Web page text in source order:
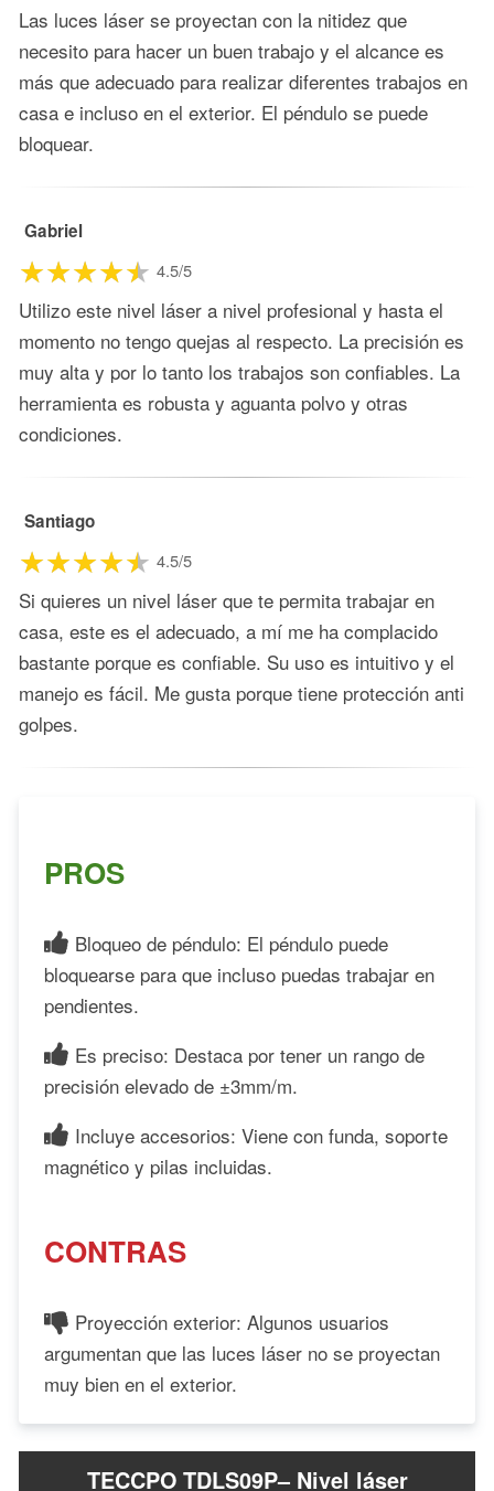
Las luces láser se proyectan con la nitidez que
necesito para hacer un buen trabajo y el alcance es
más que adecuado para realizar diferentes trabajos en
casa e incluso en el exterior. El péndulo se puede
bloquear.
Gabriel
4.5/5
Utilizo este nivel láser a nivel profesional y hasta el
momento no tengo quejas al respecto. La precisión es
muy alta y por lo tanto los trabajos son confiables. La
herramienta es robusta y aguanta polvo y otras
condiciones.
Santiago
4.5/5
Si quieres un nivel láser que te permita trabajar en
casa, este es el adecuado, a mí me ha complacido
bastante porque es confiable. Su uso es intuitivo y el
manejo es fácil. Me gusta porque tiene protección anti
golpes.
PROS
Bloqueo de péndulo: El péndulo puede
bloquearse para que incluso puedas trabajar en
pendientes.
Es preciso: Destaca por tener un rango de
precisión elevado de ±3mm/m.
Incluye accesorios: Viene con funda, soporte
magnético y pilas incluidas.
CONTRAS
Proyección exterior: Algunos usuarios
argumentan que las luces láser no se proyectan
muy bien en el exterior.
TECCPO TDLS09P– Nivel láser